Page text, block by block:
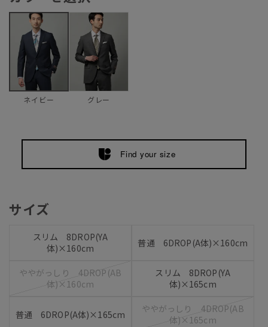
ネイビー グレー
Find your size
サイズ
スリム 8DROP(YA
体)×160cm
普通 6DROP(A体)×160cm
ややがっしり 4DROP(AB
体)×160cm
スリム 8DROP(YA
体)×165cm
普通 6DROP(A体)×165cm
ややがっしり 4DROP(AB
体)×165cm